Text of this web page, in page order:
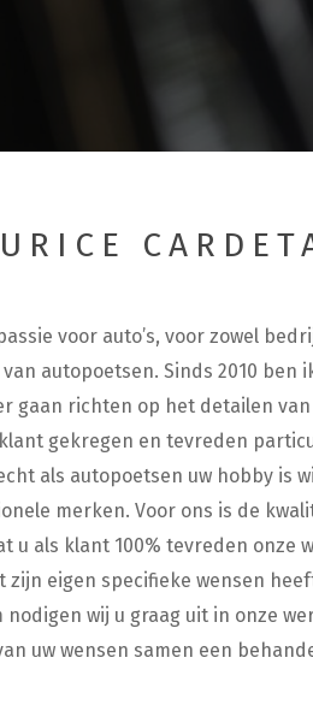
voor auto’s, voor zowel
autopoetsen. Sinds 2010 ben
gaan richten op het detailen
gekregen en tevreden
als autopoetsen uw hobby is
merken. Voor ons is de
u als klant 100% tevreden onze
eigen specifieke wensen
wij u graag uit in onze
uw wensen samen een